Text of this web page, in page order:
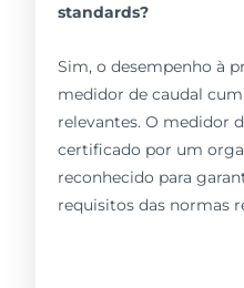
standards?
Sim, o desempenho à
medidor de caudal
relevantes. O medidor
certificado por um
reconhecido para
requisitos das normas